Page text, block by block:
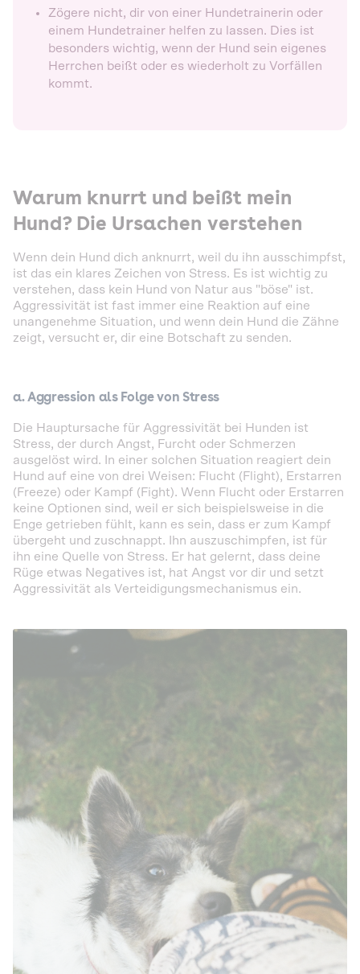
Zögere nicht, dir von einer Hundetrainerin oder
einem Hundetrainer helfen zu lassen. Dies ist
besonders wichtig, wenn der Hund sein eigenes
Herrchen beißt oder es wiederholt zu Vorfällen
kommt.
Warum knurrt und beißt mein
Hund? Die Ursachen verstehen
Wenn dein Hund dich anknurrt, weil du ihn ausschimpfst,
ist das ein klares Zeichen von Stress. Es ist wichtig zu
verstehen, dass kein Hund von Natur aus "böse" ist.
Aggressivität ist fast immer eine Reaktion auf eine
unangenehme Situation, und wenn dein Hund die Zähne
zeigt, versucht er, dir eine Botschaft zu senden.
a. Aggression als Folge von Stress
Die Hauptursache für Aggressivität bei Hunden ist
Stress, der durch Angst, Furcht oder Schmerzen
ausgelöst wird. In einer solchen Situation reagiert dein
Hund auf eine von drei Weisen: Flucht (Flight), Erstarren
(Freeze) oder Kampf (Fight). Wenn Flucht oder Erstarren
keine Optionen sind, weil er sich beispielsweise in die
Enge getrieben fühlt, kann es sein, dass er zum Kampf
übergeht und zuschnappt. Ihn auszuschimpfen, ist für
ihn eine Quelle von Stress. Er hat gelernt, dass deine
Rüge etwas Negatives ist, hat Angst vor dir und setzt
Aggressivität als Verteidigungsmechanismus ein.